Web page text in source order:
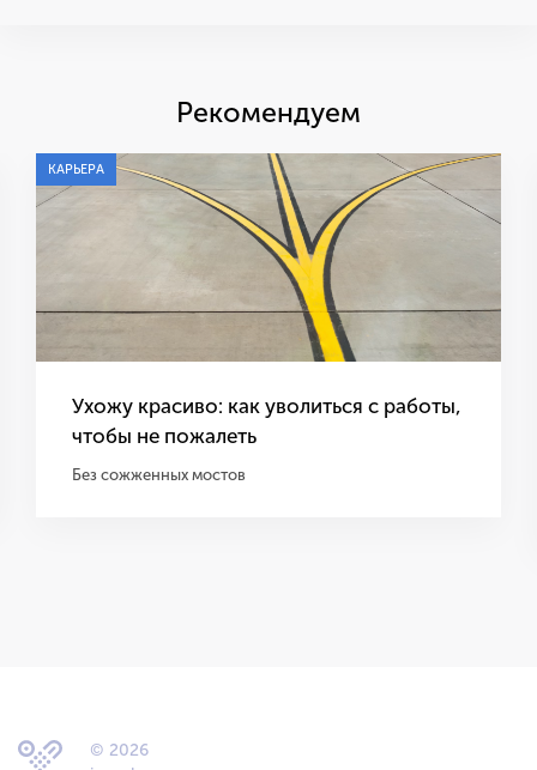
Рекомендуем
КАРЬЕРА
Ухожу красиво: как уволиться с работы,
чтобы не пожалеть
Без сожженных мостов
© 2026